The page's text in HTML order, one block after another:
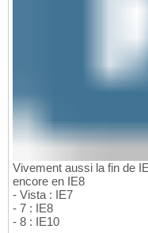
Vivement aussi la fin de
encore en IE8
- Vista : IE7
- 7 : IE8
- 8 : IE10